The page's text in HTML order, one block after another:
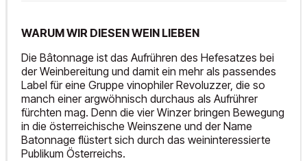
WARUM WIR DIESEN WEIN LIEBEN
Die Bâtonnage ist das Aufrühren des Hefesatzes bei
der Weinbereitung und damit ein mehr als passendes
Label für eine Gruppe vinophiler Revoluzzer, die so
manch einer argwöhnisch durchaus als Aufrührer
fürchten mag. Denn die vier Winzer bringen Bewegung
in die österreichische Weinszene und der Name
Batonnage flüstert sich durch das weininteressierte
Publikum Österreichs.